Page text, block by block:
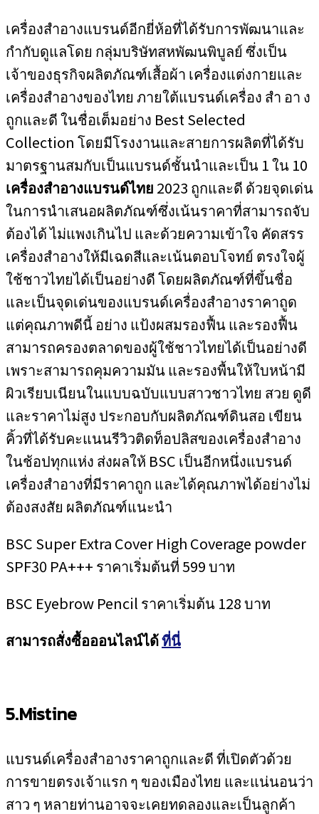
เครื่องสำอางแบรนด์อีกยี่ห้อที่ได้รับการพัฒนาและ
กำกับดูแลโดย กลุ่มบริษัทสหพัฒนพิบูลย์ ซึ่งเป็น
เจ้าของธุรกิจผลิตภัณฑ์เสื้อผ้า เครื่องแต่งกายและ
เครื่องสำอางของไทย ภายใต้แบรนด์เครื่อง สำ อา ง
ถูกและดี ในชื่อเต็มอย่าง Best Selected
Collection โดยมีโรงงานและสายการผลิตที่ได้รับ
มาตรฐานสมกับเป็นแบรนด์ชั้นนำและเป็น 1 ใน 10
เครื่องสำอางแบรนด์ไทย 2023 ถูกและดี ด้วยจุดเด่น
ในการนำเสนอผลิตภัณฑ์ซึ่งเน้นราคาที่สามารถจับ
ต้องได้ ไม่แพงเกินไป และด้วยความเข้าใจ คัดสรร
เครื่องสำอางให้มีเฉดสีและเน้นตอบโจทย์ ตรงใจผู้
ใช้ชาวไทยได้เป็นอย่างดี โดยผลิตภัณฑ์ที่ขึ้นชื่อ
และเป็นจุดเด่นของแบรนด์เครื่องสำอางราคาถูด
แต่คุณภาพดีนี้ อย่าง แป้งผสมรองฟื้น และรองฟื้น
สามารถครองตลาดของผู้ใช้ชาวไทยได้เป็นอย่างดี
เพราะสามารถคุมความมัน และรองพื้นให้ใบหน้ามี
ผิวเรียบเนียนในแบบฉบับแบบสาวชาวไทย สวย ดูดี
และราคาไม่สูง ประกอบกับผลิตภัณฑ์ดินสอ เขียน
คิ้วที่ได้รับคะแนนรีวิวติดท็อปลิสของเครื่องสำอาง
ในช้อปทุกแห่ง ส่งผลให้ BSC เป็นอีกหนึ่งแบรนด์
เครื่องสำอางที่มีราคาถูก และได้คุณภาพได้อย่างไม่
ต้องสงสัย ผลิตภัณฑ์แนะนำ
BSC Super Extra Cover High Coverage powder
SPF30 PA+++ ราคาเริ่มต้นที่ 599 บาท
BSC Eyebrow Pencil ราคาเริ่มต้น 128 บาท
สามารถสั่งซื้อออนไลน์ได้ที่นี่
5.Mistine
แบรนด์เครื่องสำอางราคาถูกและดี ที่เปิดตัวด้วย
การขายตรงเจ้าแรก ๆ ของเมืองไทย และแน่นอนว่า
สาว ๆ หลายท่านอาจจะเคยทดลองและเป็นลูกค้า